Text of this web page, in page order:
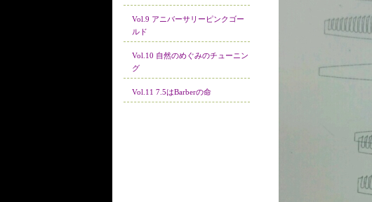
Vol.9 アニバーサリーピンクゴー
ルド
Vol.10 自然のめぐみのチューニン
グ
Vol.11 7.5はBarberの命